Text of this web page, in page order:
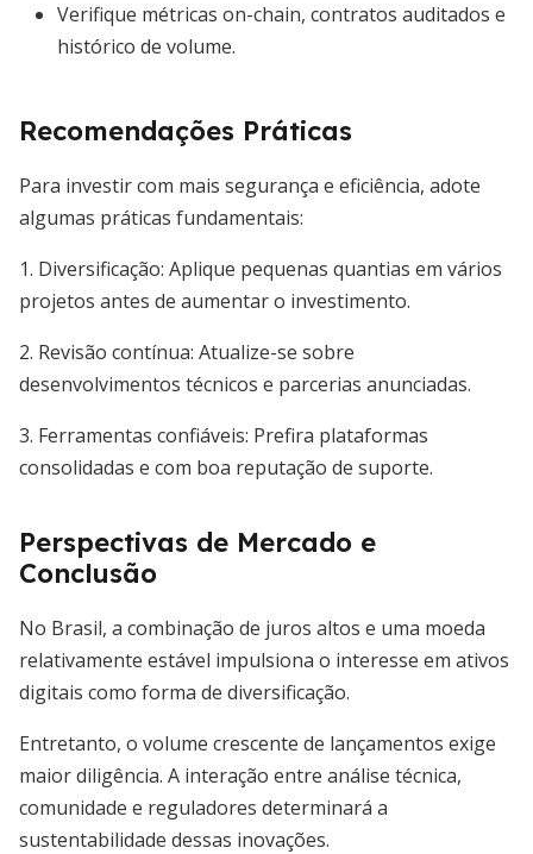
Verifique métricas on-chain, contratos auditados e
histórico de volume.
Recomendações Práticas
Para investir com mais segurança e eficiência, adote
algumas práticas fundamentais:
1. Diversificação: Aplique pequenas quantias em vários
projetos antes de aumentar o investimento.
2. Revisão contínua: Atualize-se sobre
desenvolvimentos técnicos e parcerias anunciadas.
3. Ferramentas confiáveis: Prefira plataformas
consolidadas e com boa reputação de suporte.
Perspectivas de Mercado e
Conclusão
No Brasil, a combinação de juros altos e uma moeda
relativamente estável impulsiona o interesse em ativos
digitais como forma de diversificação.
Entretanto, o volume crescente de lançamentos exige
maior diligência. A interação entre análise técnica,
comunidade e reguladores determinará a
sustentabilidade dessas inovações.